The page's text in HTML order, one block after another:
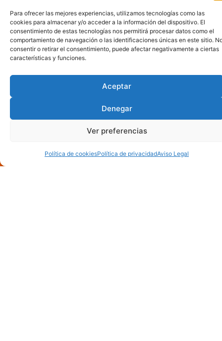
Para ofrecer las mejores experiencias, utilizamos tecnologías como las
cookies para almacenar y/o acceder a la información del dispositivo. El
consentimiento de estas tecnologías nos permitirá procesar datos como el
comportamiento de navegación o las identificaciones únicas en este sitio.
consentir o retirar el consentimiento, puede afectar negativamente a ciertas
características y funciones.
Aceptar
Denegar
Ver preferencias
Política de cookiesPolítica de privacidadAviso Legal